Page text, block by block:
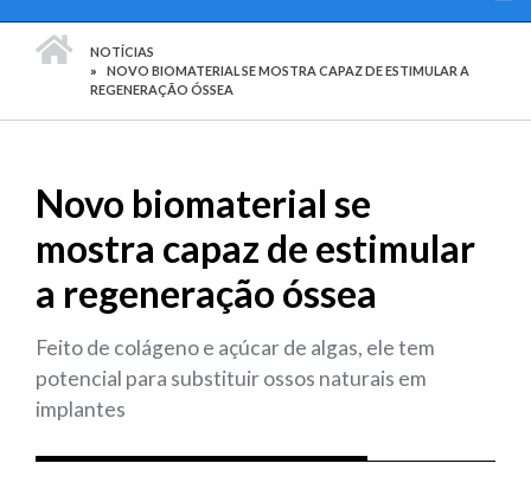
PÁGINA INICIAL
NOTÍCIAS
NOVO BIOMATERIAL SE MOSTRA CAPAZ DE ESTIMULAR A
REGENERAÇÃO ÓSSEA
Novo biomaterial se
mostra capaz de estimular
a regeneração óssea
Feito de colágeno e açúcar de algas, ele tem
potencial para substituir ossos naturais em
implantes